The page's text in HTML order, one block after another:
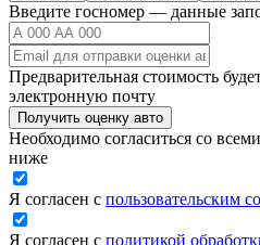
Введите госномер — данные
Предварительная стоимость
электронную почту
Получить оценку авто
Необходимо согласиться со
ниже
Я согласен с пользовательским
Я согласен с политикой